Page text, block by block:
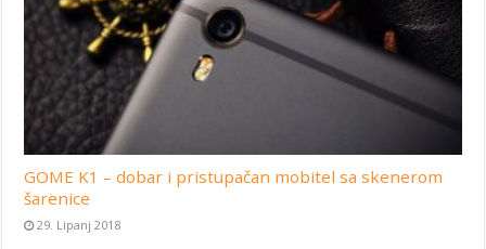
GOME K1 – dobar i pristupačan mobitel sa skenerom
šarenice
29. Lipanj 2018